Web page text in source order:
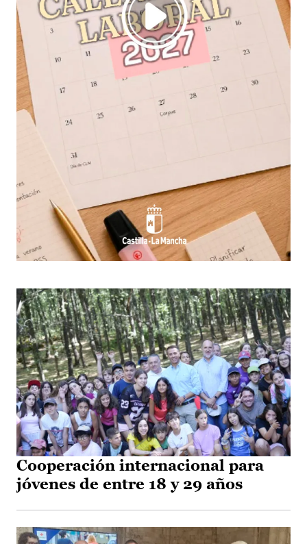
Cooperación internacional para
jóvenes de entre 18 y 29 años